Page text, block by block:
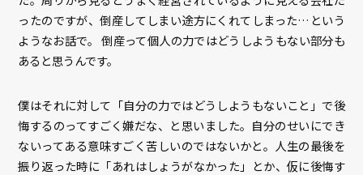
ったのですが、倒産してしまい途方にくれてしまった…という
ようなお話で。 倒産って個人の力ではどうしようもない部分も
あると思うんです。
僕はそれに対して「自分の力ではどうしようもないこと」で後
悔するのってすごく嫌だな、と思いました。自分のせいにでき
ないってある意味すごく苦しいのではないかと。人生の最後を
振り返った時に「あれはしょうがなかった」とか、仮に後悔す